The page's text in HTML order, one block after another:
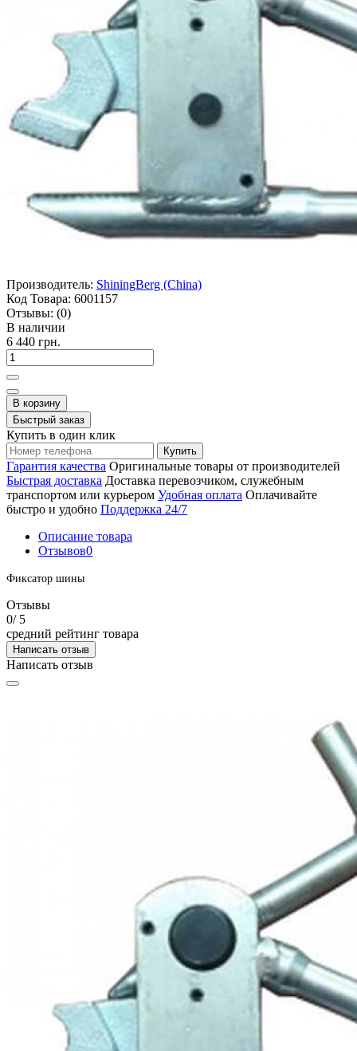
Производитель: ShiningBerg (China)
Код Товара: 6001157
Отзывы: (0)
В наличии
6 440 грн.
В корзину
Быстрый заказ
Купить в один клик
Купить
Гарантия качества Оригинальные товары от производителей
Быстрая доставка Доставка перевозчиком, служебным
транспортом или курьером Удобная оплата Оплачивайте
быстро и удобно Поддержка 24/7
Описание товара
Отзывов0
Фиксатор шины
Отзывы
0/ 5
средний рейтинг товара
Написать отзыв
Написать отзыв